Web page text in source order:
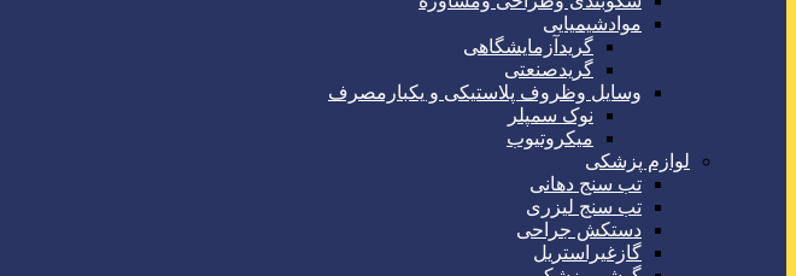
موادشیمیایی
گریدآزمایشگاهی
گریدصنعتی
وسایل وظروف پلاستیکی و یکبارمصرف
نوک سمپلر
میکروتیوب
لوازم پزشکی
تب سنج دهانی
تب سنج لیزری
دستکش جراحی
گازغیراستریل